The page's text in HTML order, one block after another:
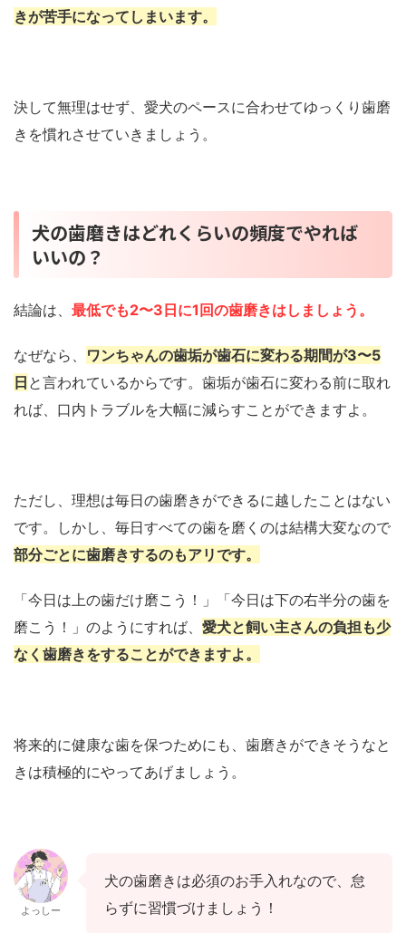
きが苦手になってしまいます。
決して無理はせず、愛犬のペースに合わせてゆっくり歯磨
きを慣れさせていきましょう。
犬の歯磨きはどれくらいの頻度でやれば
いいの？
結論は、 最低でも2〜3日に1回の歯磨きはしましょう。
なぜなら、 ワンちゃんの歯垢が歯石に変わる期間が3〜5
日 と言われているからです。歯垢が歯石に変わる前に取れ
れば、口内トラブルを大幅に減らすことができますよ。
ただし、理想は毎日の歯磨きができるに越したことはない
です。しかし、毎日すべての歯を磨くのは結構大変なので
部分ごとに歯磨きするのもアリです。
「今日は上の歯だけ磨こう！」「今日は下の右半分の歯を
磨こう！」のようにすれば、 愛犬と飼い主さんの負担も少
なく歯磨きをすることができますよ。
将来的に健康な歯を保つためにも、歯磨きができそうなと
きは積極的にやってあげましょう。
よっしー
犬の歯磨きは必須のお手入れなので、怠
らずに習慣づけましょう！